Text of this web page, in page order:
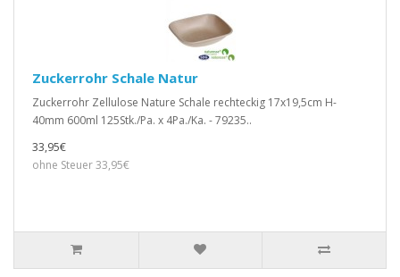
Zuckerrohr Schale Natur
Zuckerrohr Zellulose Nature Schale rechteckig 17x19,5cm H-
40mm 600ml 125Stk./Pa. x 4Pa./Ka. - 79235..
33,95€
ohne Steuer 33,95€